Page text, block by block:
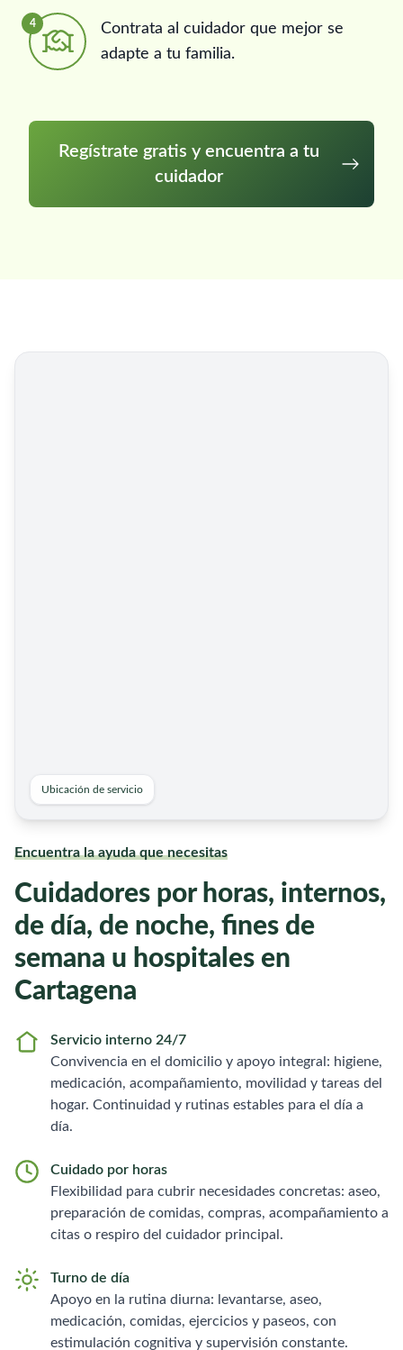
4
Contrata al cuidador que mejor se
adapte a tu familia.
Regístrate gratis y encuentra a tu
cuidador
Ubicación de servicio
Encuentra la ayuda que necesitas
Cuidadores por horas, internos,
de día, de noche, fines de
semana u hospitales en
Cartagena
Servicio interno 24/7
Convivencia en el domicilio y apoyo integral: higiene,
medicación, acompañamiento, movilidad y tareas del
hogar. Continuidad y rutinas estables para el día a
día.
Cuidado por horas
Flexibilidad para cubrir necesidades concretas: aseo,
preparación de comidas, compras, acompañamiento a
citas o respiro del cuidador principal.
Turno de día
Apoyo en la rutina diurna: levantarse, aseo,
medicación, comidas, ejercicios y paseos, con
estimulación cognitiva y supervisión constante.